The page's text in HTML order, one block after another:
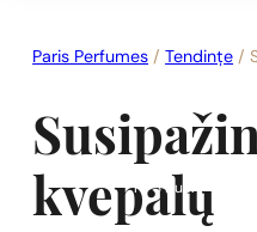
1 - 3 buc.
Paris Perfumes / Tendințe /
kvepalų